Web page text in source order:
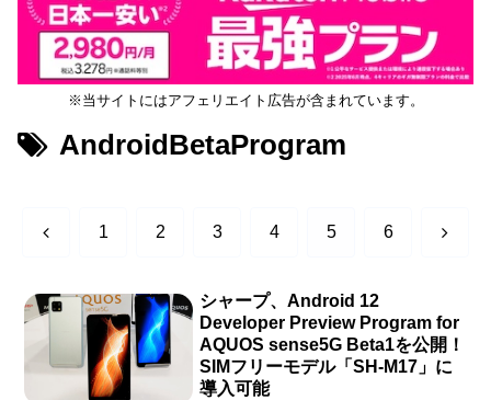
※当サイトにはアフェリエイト広告が含まれています。
AndroidBetaProgram
前 1 2 3 4 5 6 次
シャープ、Android 12
Developer Preview Program for
AQUOS sense5G Beta1を公開！
SIMフリーモデル「SH-M17」に
導入可能